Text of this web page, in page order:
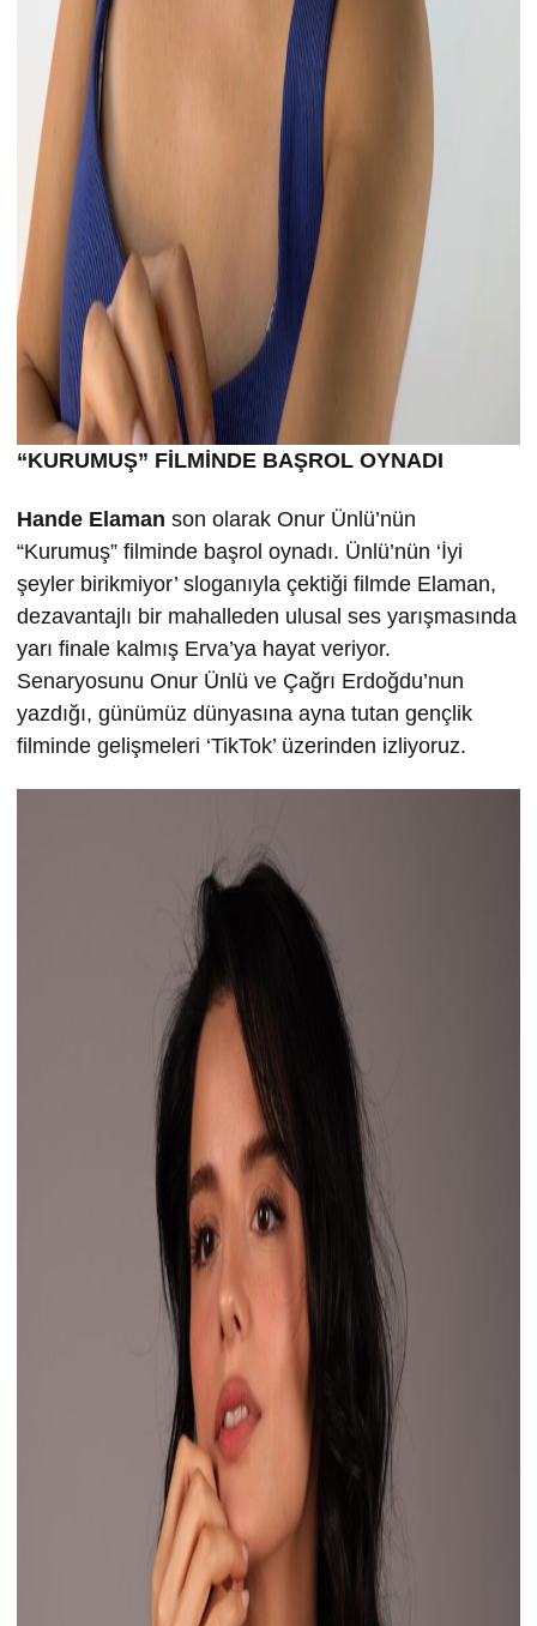
“KURUMUŞ” FİLMİNDE BAŞROL OYNADI
Hande Elaman son olarak Onur Ünlü’nün
“Kurumuş” filminde başrol oynadı. Ünlü’nün ‘İyi
şeyler birikmiyor’ sloganıyla çektiği filmde Elaman,
dezavantajlı bir mahalleden ulusal ses yarışmasında
yarı finale kalmış Erva’ya hayat veriyor.
Senaryosunu Onur Ünlü ve Çağrı Erdoğdu’nun
yazdığı, günümüz dünyasına ayna tutan gençlik
filminde gelişmeleri ‘TikTok’ üzerinden izliyoruz.